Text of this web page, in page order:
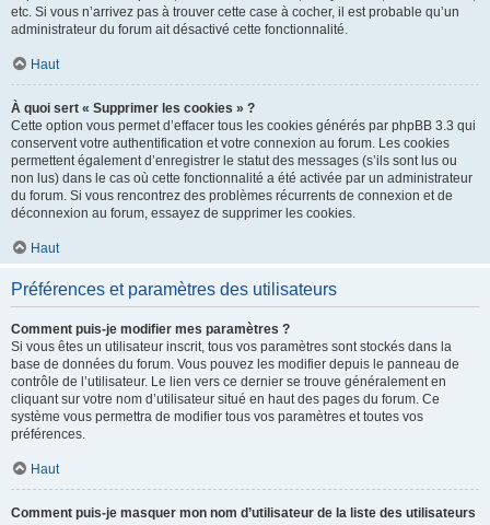
etc. Si vous n’arrivez pas à trouver cette case à cocher, il est probable qu’un
administrateur du forum ait désactivé cette fonctionnalité.
Haut
À quoi sert « Supprimer les cookies » ?
Cette option vous permet d’effacer tous les cookies générés par phpBB 3.3 qui
conservent votre authentification et votre connexion au forum. Les cookies
permettent également d’enregistrer le statut des messages (s’ils sont lus ou
non lus) dans le cas où cette fonctionnalité a été activée par un administrateur
du forum. Si vous rencontrez des problèmes récurrents de connexion et de
déconnexion au forum, essayez de supprimer les cookies.
Haut
Préférences et paramètres des utilisateurs
Comment puis-je modifier mes paramètres ?
Si vous êtes un utilisateur inscrit, tous vos paramètres sont stockés dans la
base de données du forum. Vous pouvez les modifier depuis le panneau de
contrôle de l’utilisateur. Le lien vers ce dernier se trouve généralement en
cliquant sur votre nom d’utilisateur situé en haut des pages du forum. Ce
système vous permettra de modifier tous vos paramètres et toutes vos
préférences.
Haut
Comment puis-je masquer mon nom d’utilisateur de la liste des utilisateurs